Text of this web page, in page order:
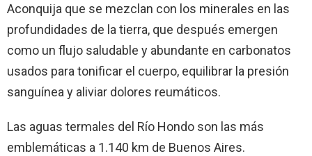
Aconquija que se mezclan con los minerales en las
profundidades de la tierra, que después emergen
como un flujo saludable y abundante en carbonatos
usados para tonificar el cuerpo, equilibrar la presión
sanguínea y aliviar dolores reumáticos.
Las aguas termales del Río Hondo son las más
emblemáticas a 1.140 km de Buenos Aires.